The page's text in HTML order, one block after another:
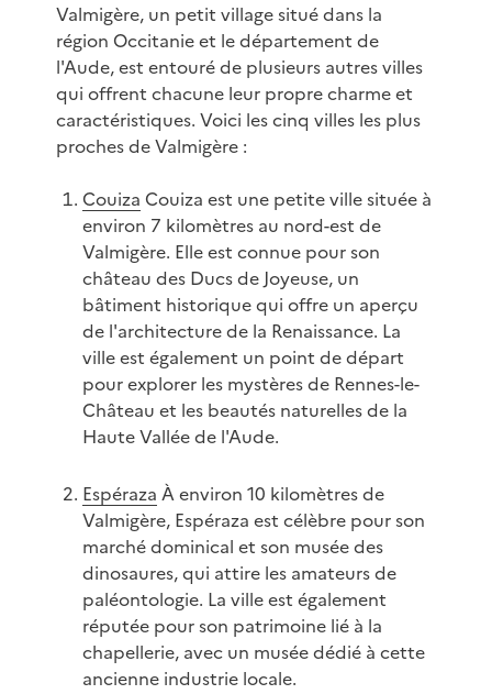
Valmigère, un petit village situé dans la
région Occitanie et le département de
l'Aude, est entouré de plusieurs autres villes
qui offrent chacune leur propre charme et
caractéristiques. Voici les cinq villes les plus
proches de Valmigère :
Couiza Couiza est une petite ville située à
environ 7 kilomètres au nord-est de
Valmigère. Elle est connue pour son
château des Ducs de Joyeuse, un
bâtiment historique qui offre un aperçu
de l'architecture de la Renaissance. La
ville est également un point de départ
pour explorer les mystères de Rennes-le-
Château et les beautés naturelles de la
Haute Vallée de l'Aude.
Espéraza À environ 10 kilomètres de
Valmigère, Espéraza est célèbre pour son
marché dominical et son musée des
dinosaures, qui attire les amateurs de
paléontologie. La ville est également
réputée pour son patrimoine lié à la
chapellerie, avec un musée dédié à cette
ancienne industrie locale.